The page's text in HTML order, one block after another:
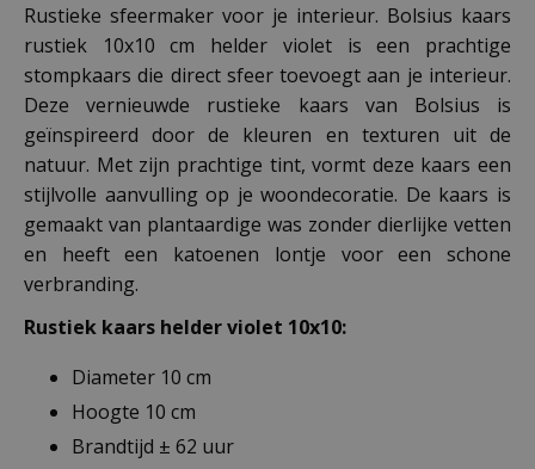
Rustieke sfeermaker voor je interieur. Bolsius kaars
rustiek 10x10 cm helder violet is een prachtige
stompkaars die direct sfeer toevoegt aan je interieur.
Deze vernieuwde rustieke kaars van Bolsius is
geïnspireerd door de kleuren en texturen uit de
natuur. Met zijn prachtige tint, vormt deze kaars een
stijlvolle aanvulling op je woondecoratie. De kaars is
gemaakt van plantaardige was zonder dierlijke vetten
en heeft een katoenen lontje voor een schone
verbranding.
Rustiek kaars helder violet 10x10:
Diameter 10 cm
Hoogte 10 cm
Brandtijd ± 62 uur